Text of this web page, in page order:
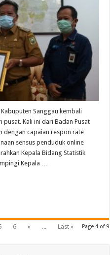
Kabuputen Sanggau kembali
Kali ini dari Badan Pusat
dengan capaian respon rate
sensus penduduk online
Kepala Bidang Statistik
Kepala …
Page 4 of 9
6 » ... Last »